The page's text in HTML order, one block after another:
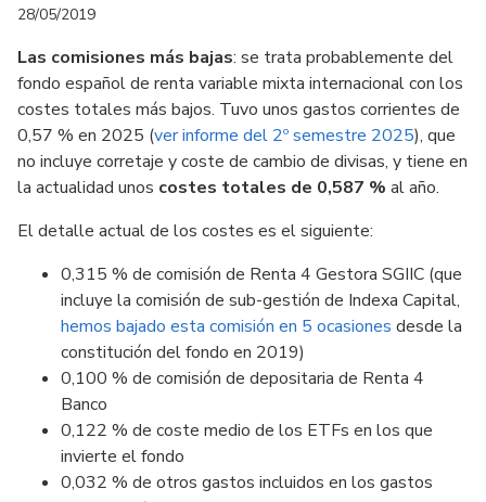
28/05/2019
Las comisiones más bajas: se trata probablemente del
fondo español de renta variable mixta internacional con los
costes totales más bajos. Tuvo unos gastos corrientes de
0,57 % en 2025 (ver informe del 2º semestre 2025), que
no incluye corretaje y coste de cambio de divisas, y tiene en
la actualidad unos costes totales de 0,587 % al año.
El detalle actual de los costes es el siguiente:
0,315 % de comisión de Renta 4 Gestora SGIIC (que
incluye la comisión de sub-gestión de Indexa Capital,
hemos bajado esta comisión en 5 ocasiones desde la
constitución del fondo en 2019)
0,100 % de comisión de depositaria de Renta 4
Banco
0,122 % de coste medio de los ETFs en los que
invierte el fondo
0,032 % de otros gastos incluidos en los gastos